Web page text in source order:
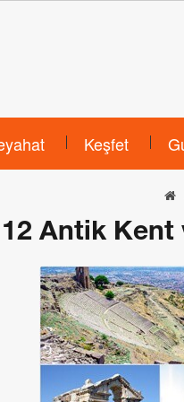
Keşfet
12 Antik Kent